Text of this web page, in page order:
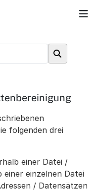
folgenden drei
einer Datei /
einer einzelnen Datei
/ Datensätzen